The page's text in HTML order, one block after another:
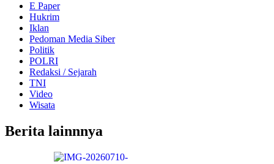
E Paper
Hukrim
Iklan
Pedoman Media Siber
Politik
POLRI
Redaksi / Sejarah
TNI
Video
Wisata
Berita lainnnya